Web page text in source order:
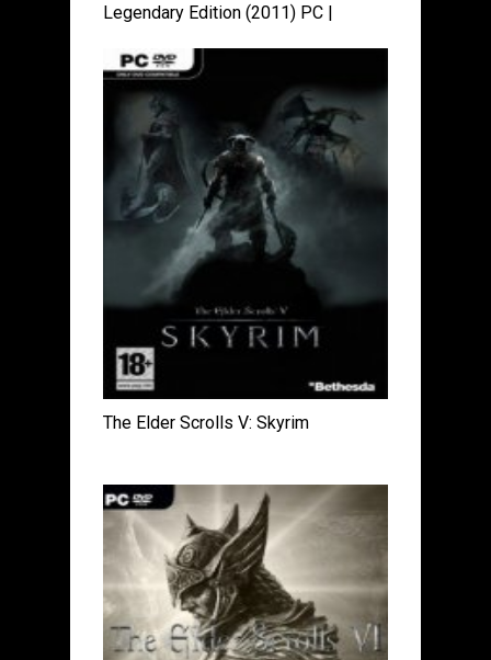
Legendary Edition (2011) PC |
The Elder Scrolls V: Skyrim